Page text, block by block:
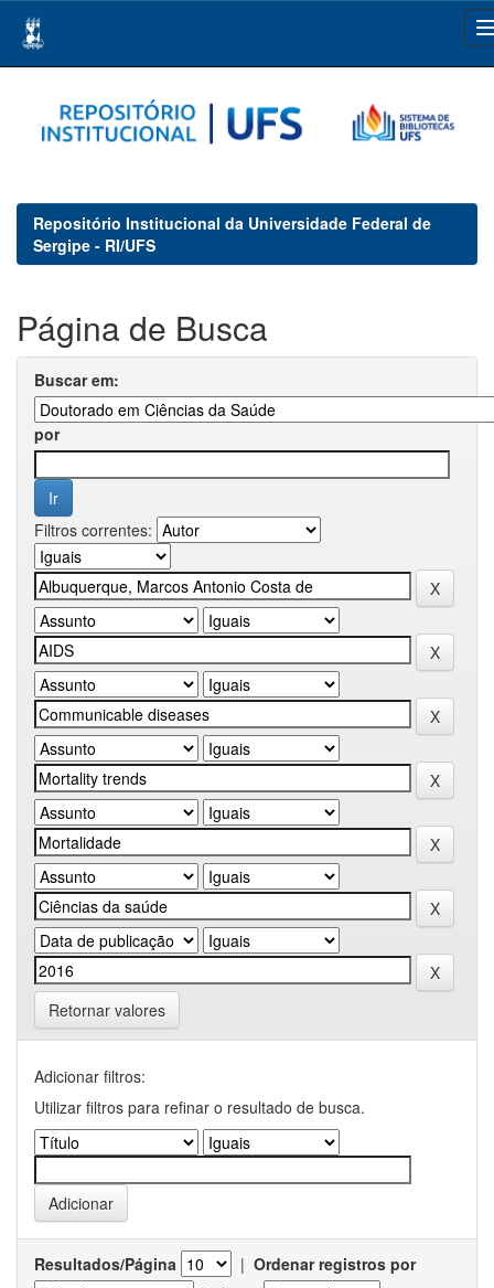
navigation
Repositório Institucional da Universidade Federal de
Sergipe - RI/UFS
Página de Busca
Buscar em:
por
Filtros correntes:
Retornar valores
Adicionar filtros:
Utilizar filtros para refinar o resultado de busca.
Resultados/Página | Ordenar registros por